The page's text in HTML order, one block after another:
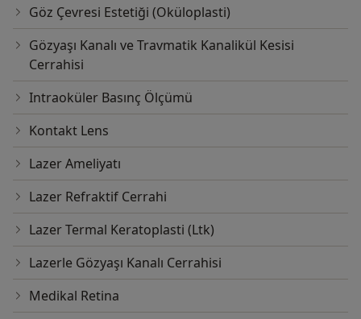
Göz Çevresi Estetiği (Oküloplasti)
Gözyaşı Kanalı ve Travmatik Kanalikül Kesisi
Cerrahisi
Intraoküler Basınç Ölçümü
Kontakt Lens
Lazer Ameliyatı
Lazer Refraktif Cerrahi
Lazer Termal Keratoplasti (Ltk)
Lazerle Gözyaşı Kanalı Cerrahisi
Medikal Retina